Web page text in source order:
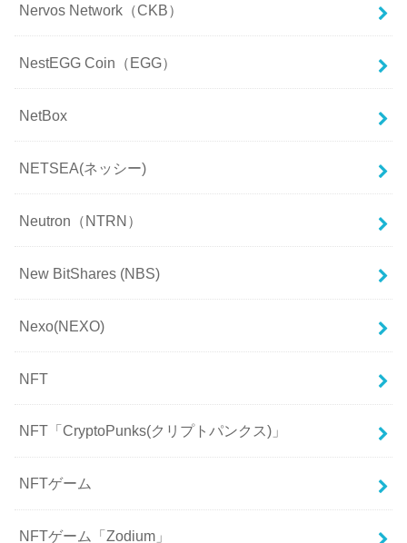
Nervos Network（CKB）
NestEGG Coin（EGG）
NetBox
NETSEA(ネッシー)
Neutron（NTRN）
New BitShares (NBS)
Nexo(NEXO)
NFT
NFT「CryptoPunks(クリプトパンクス)」
NFTゲーム
NFTゲーム「Zodium」